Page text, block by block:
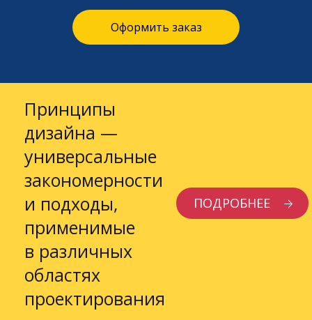
Оформить заказ
Принципы
дизайна —
универсальные
закономерности
и подходы,
применимые
в различных
областях
проектирования
ПОДРОБНЕЕ